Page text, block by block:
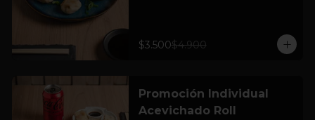
$3.500$4.900
Promoción Individual
Acevichado Roll